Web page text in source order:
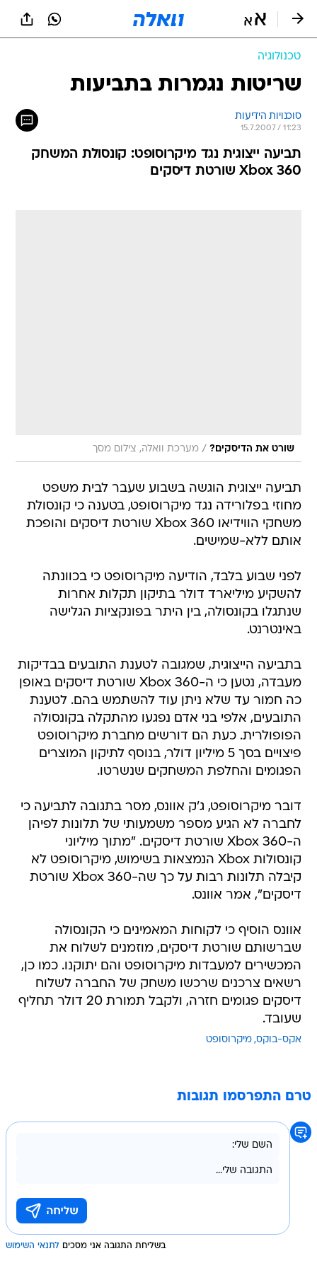
טכנולוגיה
שריטות נגמרות בתביעות
סוכנויות הידיעות
15.7.2007 / 11:23
תביעה ייצוגית נגד מיקרוסופט: קונסולת המשחק
Xbox 360 שורטת דיסקים
שורט את הדיסקים? / מערכת וואלה, צילום מסך
תביעה ייצוגית הוגשה בשבוע שעבר לבית משפט
מחוזי בפלורידה נגד מיקרוסופט, בטענה כי קונסולת
משחקי הווידיאו Xbox 360 שורטת דיסקים והופכת
אותם ללא-שמישים.
לפני שבוע בלבד, הודיעה מיקרוסופט כי בכוונתה
להשקיע מיליארד דולר בתיקון תקלות אחרות
שנתגלו בקונסולה, בין היתר בפונקציות הגלישה
באינטרנט.
בתביעה הייצוגית, שמגובה לטענת התובעים בבדיקות
מעבדה, נטען כי ה-Xbox 360 שורטת דיסקים באופן
כה חמור עד שלא ניתן עוד להשתמש בהם. לטענת
התובעים, אלפי בני אדם נפגעו מהתקלה בקונסולה
הפופולרית. כעת הם דורשים מחברת מיקרוסופט
פיצויים בסך 5 מיליון דולר, בנוסף לתיקון המוצרים
הפגומים והחלפת המשחקים שנשרטו.
דובר מיקרוסופט, ג'ק אוונס, מסר בתגובה לתביעה כי
לחברה לא הגיע מספר משמעותי של תלונות לפיהן
ה-Xbox 360 שורטת דיסקים. "מתוך מיליוני
קונסולות Xbox הנמצאות בשימוש, מיקרוסופט לא
קיבלה תלונות רבות על כך שה-Xbox 360 שורטת
דיסקים", אמר אוונס.
אוונס הוסיף כי לקוחות המאמינים כי הקונסולה
שברשותם שורטת דיסקים, מוזמנים לשלוח את
המכשירים למעבדות מיקרוסופט והם יתוקנו. כמו כן,
רשאים צרכנים שרכשו משחק של החברה לשלוח
דיסקים פגומים חזרה, ולקבל תמורת 20 דולר תחליף
שעובד.
אקס-בוקס מיקרוסופט
טרם התפרסמו תגובות
בשליחת התגובה אני מסכים לתנאי השימוש